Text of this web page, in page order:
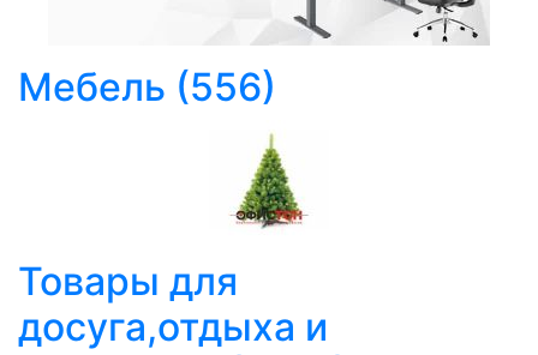
Мебель (556)
Товары для
досуга,отдыха и